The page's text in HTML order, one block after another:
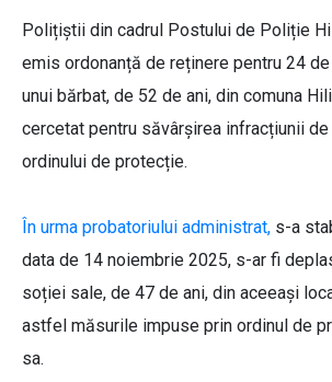
Polițiștii din cadrul Postului de Poliție
emis ordonanță de reținere pentru 24
unui bărbat, de 52 de ani, din comuna
cercetat pentru săvârșirea infracțiunii
ordinului de protecție.
În urma probatoriului administrat, s-a
data de 14 noiembrie 2025, s-ar fi
soției sale, de 47 de ani, din aceeași
astfel măsurile impuse prin ordinul de
sa.